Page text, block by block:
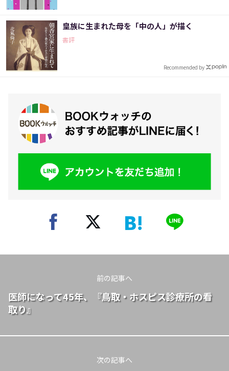
皇族に生まれた母を「中の人」が描く
書評
Recommended by
前の記事へ
医師になって45年、『鳥取・ホスピス診療所の看
取り』
次の記事へ